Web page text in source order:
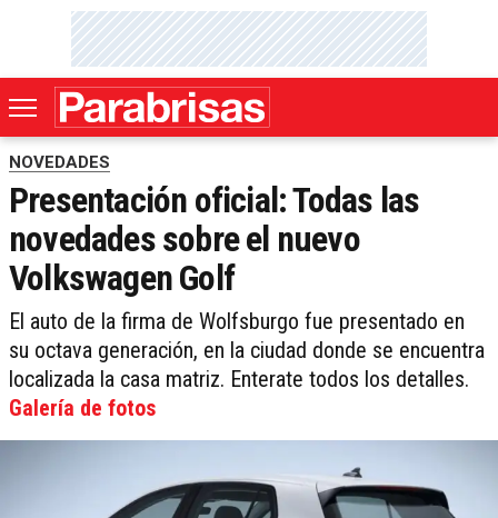
NOVEDADES
Presentación oficial: Todas las
novedades sobre el nuevo
Volkswagen Golf
El auto de la firma de Wolfsburgo fue presentado en
su octava generación, en la ciudad donde se encuentra
localizada la casa matriz. Enterate todos los detalles.
Galería de fotos